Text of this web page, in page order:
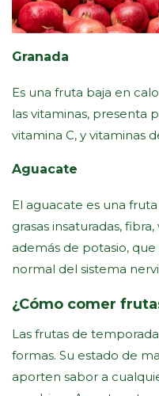
Granada
Es una fruta baja en
las vitaminas, presenta
vitamina C, y vitaminas
Aguacate
El aguacate es una
grasas insaturadas,
además de potasio,
normal del sistema
¿Cómo comer
Las frutas de
formas. Su estado de
aporten sabor a